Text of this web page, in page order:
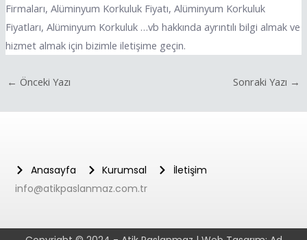
Firmaları, Alüminyum Korkuluk Fiyatı, Alüminyum Korkuluk
Fiyatları, Alüminyum Korkuluk …vb hakkında ayrıntılı bilgi almak ve
hizmet almak için bizimle iletişime geçin.
← Önceki Yazı Sonraki Yazı →
Anasayfa Kurumsal
İletişim
info@atikpaslanmaz.com.tr